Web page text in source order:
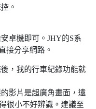
。
卓機即可。JHY的S系
接分享網路。
，我的行車紀錄功能就
影片是超廣角畫面，遠
很小不好辨識。建議至